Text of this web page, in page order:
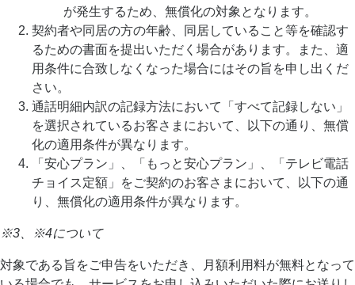
が発生するため、無償化の対象となります。
契約者や同居の方の年齢、同居していること等を確認す
るための書面を提出いただく場合があります。また、適
用条件に合致しなくなった場合にはその旨を申し出くだ
さい。
通話明細内訳の記録方法において「すべて記録しない」
を選択されているお客さまにおいて、以下の通り、無償
化の適用条件が異なります。
「安心プラン」、「もっと安心プラン」、「テレビ電話
チョイス定額」をご契約のお客さまにおいて、以下の通
り、無償化の適用条件が異なります。
※3、※4について
対象である旨をご申告をいただき、月額利用料が無料となって